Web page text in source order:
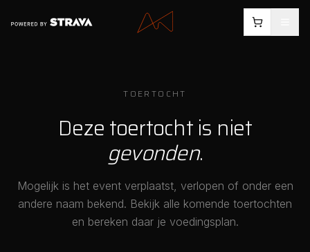
TOERTOCHT
Deze toertocht is niet
gevonden.
Mogelijk is het event verplaatst, verlopen of onder een
andere naam bekend. Bekijk alle komende toertochten
en bereken daar je voedingsplan.